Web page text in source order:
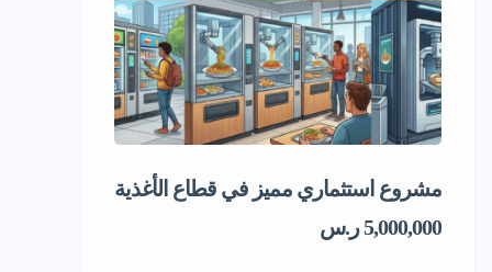
مشروع استثماري مميز في قطاع الأغذية
5,000,000 ر.س